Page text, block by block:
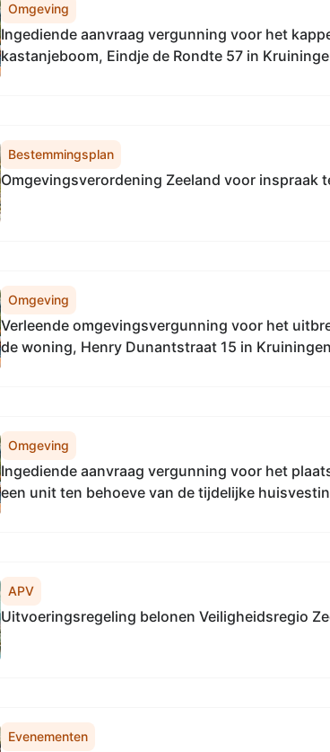
Omgeving
Ingediende aanvraag vergunning voor het
kastanjeboom, Eindje de Rondte 57 in
Bestemmingsplan
Omgevingsverordening Zeeland voor inspraak
Omgeving
Verleende omgevingsvergunning voor het
de woning, Henry Dunantstraat 15 in Kruiningen
Omgeving
Ingediende aanvraag vergunning voor het
een unit ten behoeve van de tijdelijke
APV
Uitvoeringsregeling belonen Veiligheidsregio
Evenementen